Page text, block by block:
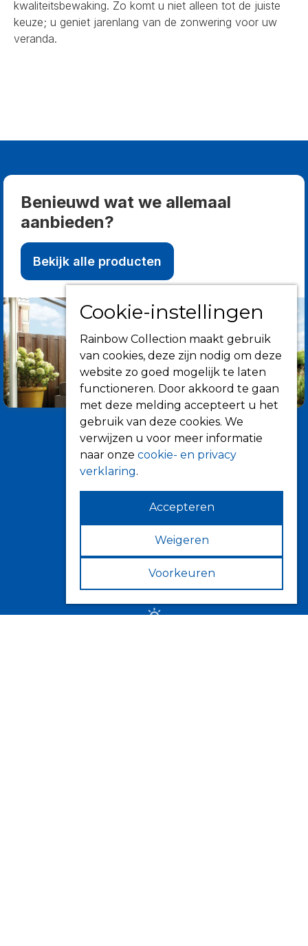
kwaliteitsbewaking. Zo komt u niet alleen tot de juiste
keuze; u geniet jarenlang van de zonwering voor uw
veranda.
Benieuwd wat we allemaal
aanbieden?
Bekijk alle producten
Informatie
Over ons
Tips
Verkooppunten
Cookie-instellingen
Rainbow Collection maakt gebruik
van cookies, deze zijn nodig om deze
website zo goed mogelijk te laten
functioneren. Door akkoord te gaan
met deze melding accepteert u het
gebruik van deze cookies. We
verwijzen u voor meer informatie
naar onze cookie- en privacy
verklaring.
Accepteren
Weigeren
Voorkeuren